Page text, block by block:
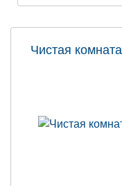
Чистая